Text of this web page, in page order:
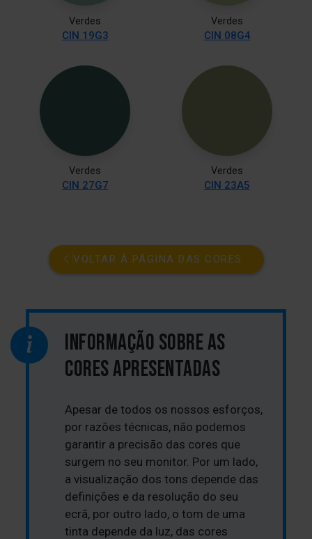
Verdes
CIN 19G3
Verdes
CIN 08G4
Verdes
CIN 27G7
Verdes
CIN 23A5
VOLTAR À PÁGINA DAS CORES
INFORMAÇÃO SOBRE AS
CORES APRESENTADAS
Apesar de todos os nossos esforços,
por razões técnicas, não podemos
garantir a precisão das cores que
surgem no seu monitor. Por um lado,
a visualização dos tons depende das
definições e da resolução do seu
ecrã, por outro lado, o tom de uma
tinta depende da luz, das cores